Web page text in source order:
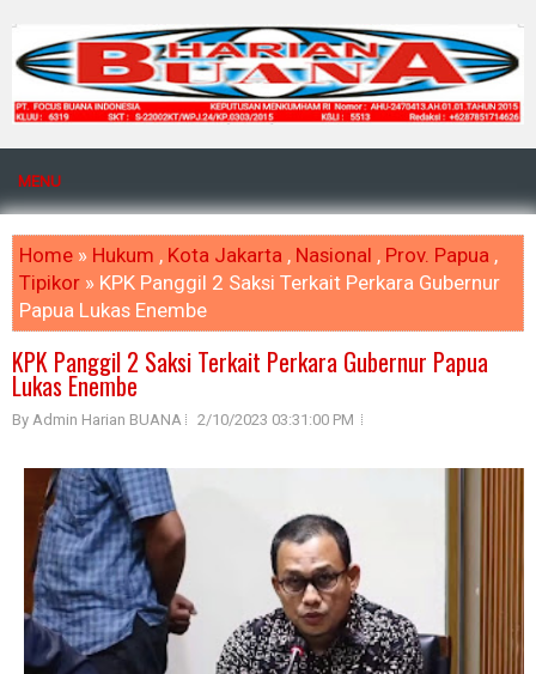
MENU
Home » Hukum , Kota Jakarta , Nasional , Prov. Papua ,
Tipikor » KPK Panggil 2 Saksi Terkait Perkara Gubernur
Papua Lukas Enembe
KPK Panggil 2 Saksi Terkait Perkara Gubernur Papua
Lukas Enembe
By Admin Harian BUANA 2/10/2023 03:31:00 PM